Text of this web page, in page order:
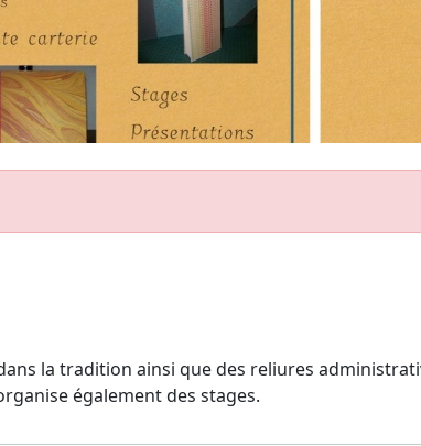
la tradition ainsi que des reliures
également des stages.